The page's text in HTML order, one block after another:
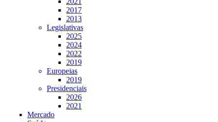
2017
2013
Legislativas
2025
2024
2022
2019
Europeias
2019
Presidenciais
2026
2021
Mercado